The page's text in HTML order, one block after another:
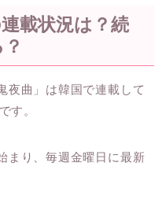
載状況は？続
夜曲」は韓国で連載して
す。
まり、毎週金曜日に最新